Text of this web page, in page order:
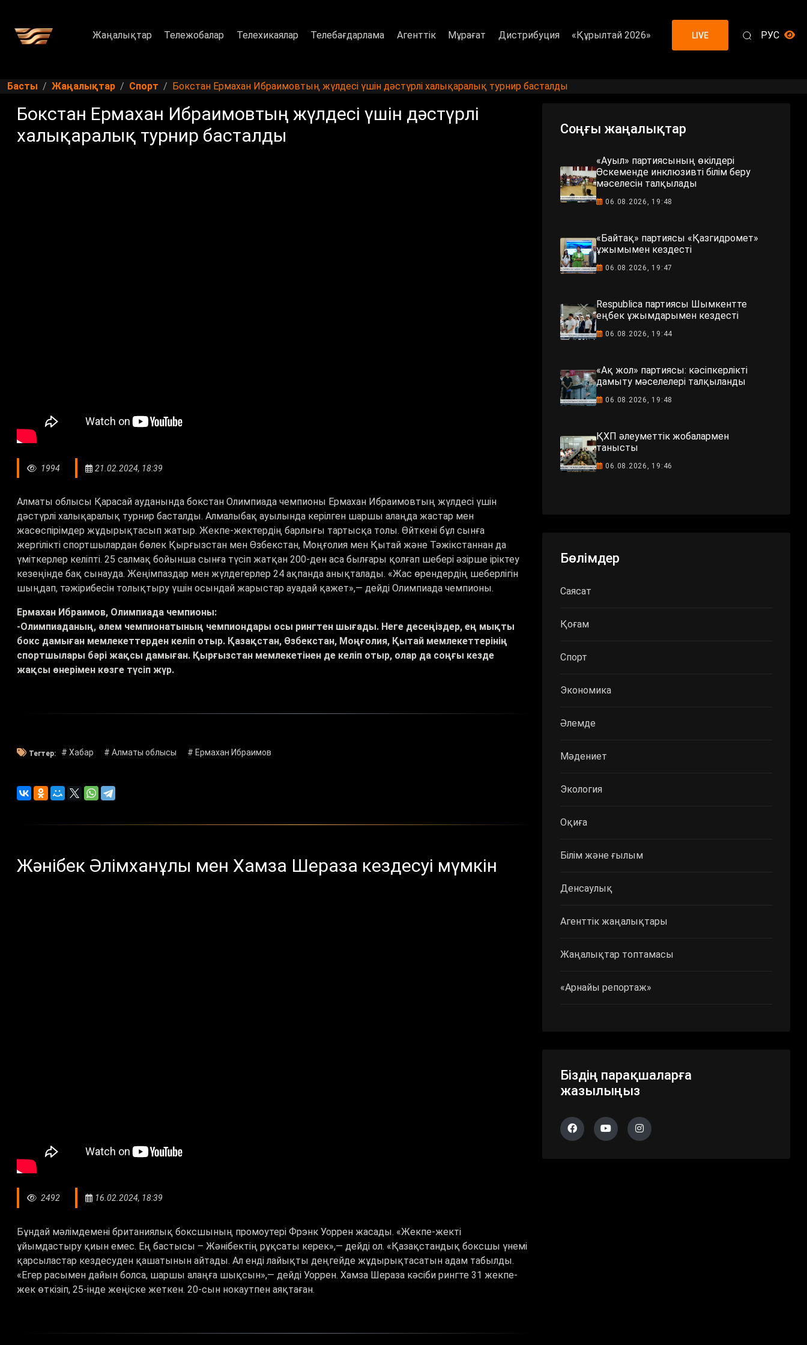
Жаңалықтар Тележобалар Телехикаялар Телебағдарлама Агенттік Мұрағат Дистрибуция «Құрылтай 2026» LIVE РУС
Басты Жаңалықтар Спорт Бокстан Ермахан Ибраимовтың жүлдесі үшін дәстүрлі халықаралық турнир басталды
Бокстан Ермахан Ибраимовтың жүлдесі үшін дәстүрлі
халықаралық турнир басталды
1994 21.02.2024, 18:39
Алматы облысы Қарасай ауданында бокстан Олимпиада чемпионы Ермахан Ибраимовтың жүлдесі үшін
дәстүрлі халықаралық турнир басталды. Алмалыбақ ауылында керілген шаршы алаңда жастар мен
жасөспірімдер жұдырықтасып жатыр. Жекпе-жектердің барлығы тартысқа толы. Өйткені бұл сынға
жергілікті спортшылардан бөлек Қырғызстан мен Өзбекстан, Моңғолия мен Қытай және Тәжікстаннан да
үміткерлер келіпті. 25 салмақ бойынша сынға түсіп жатқан 200-ден аса былғары қолғап шебері әзірше іріктеу
кезеңінде бақ сынауда. Жеңімпаздар мен жүлдегерлер 24 ақпанда анықталады. «Жас өрендердің шеберлігін
шыңдап, тәжірибесін толықтыру үшін осындай жарыстар ауадай қажет»,— дейді Олимпиада чемпионы.
Ермахан Ибраимов, Олимпиада чемпионы:
-Олимпиаданың, әлем чемпионатының чемпиондары осы рингтен шығады. Неге десеңіздер, ең мықты
бокс дамыған мемлекеттерден келіп отыр. Қазақстан, Өзбекстан, Моңғолия, Қытай мемлекеттерінің
спортшылары бәрі жақсы дамыған. Қырғызстан мемлекетінен де келіп отыр, олар да соңғы кезде
жақсы өнерімен көзге түсіп жүр.
Тегтер: # Хабар # Алматы облысы # Ермахан Ибраимов
Жәнібек Әлімханұлы мен Хамза Шераза кездесуі мүмкін
2492 16.02.2024, 18:39
Бұндай мәлімдемені британиялық боксшының промоутері Фрэнк Уоррен жасады. «Жекпе-жекті
ұйымдастыру қиын емес. Ең бастысы – Жәнібектің рұқсаты керек»,— дейді ол. «Қазақстандық боксшы үнемі
қарсыластар кездесуден қашатынын айтады. Ал енді лайықты деңгейде жұдырықтасатын адам табылды.
«Егер расымен дайын болса, шаршы алаңға шықсын»,— дейді Уоррен. Хамза Шераза кәсіби рингте 31 жекпе-
жек өткізіп, 25-інде жеңіске жеткен. 20-сын нокаутпен аяқтаған.
Соңғы жаңалықтар
«Ауыл» партиясының өкілдері
Өскеменде инклюзивті білім беру
мәселесін талқылады
06.08.2026, 19:48
«Байтақ» партиясы «Қазгидромет»
ұжымымен кездесті
06.08.2026, 19:47
Respublica партиясы Шымкентте
еңбек ұжымдарымен кездесті
06.08.2026, 19:44
«Ақ жол» партиясы: кәсіпкерлікті
дамыту мәселелері талқыланды
06.08.2026, 19:48
ҚХП әлеуметтік жобалармен
танысты
06.08.2026, 19:46
Бөлімдер
Саясат
Қоғам
Спорт
Экономика
Әлемде
Мәдениет
Экология
Оқиға
Білім және ғылым
Денсаулық
Агенттік жаңалықтары
Жаңалықтар топтамасы
«Арнайы репортаж»
Біздің парақшаларға
жазылыңыз